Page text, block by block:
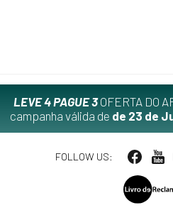
LEVE 4 PAGUE 3OFERTA DO
campanha válida de de 23 de
FOLLOW US: